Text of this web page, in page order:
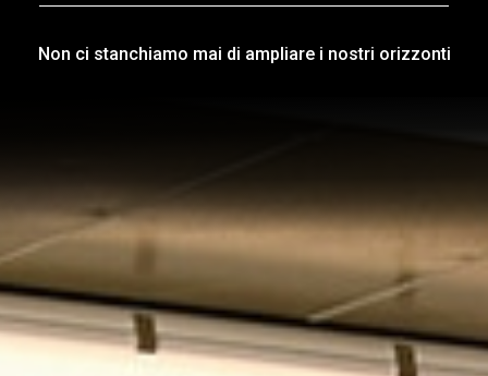
Non ci stanchiamo mai di ampliare i nostri orizzonti